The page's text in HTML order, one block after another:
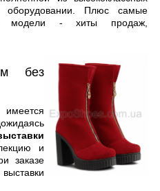
оборудовании. Плюс самые
модели - хиты продаж,
без
и
заказе